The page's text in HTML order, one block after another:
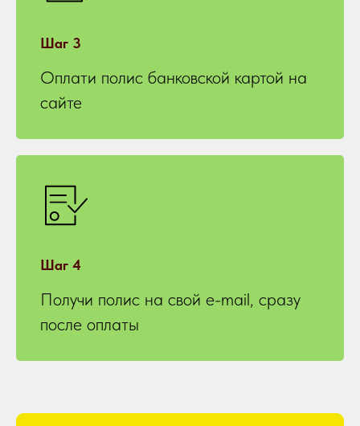
Шаг 3
Оплати полис банковской картой на
сайте
Шаг 4
Получи полис на свой e-mail, сразу
после оплаты